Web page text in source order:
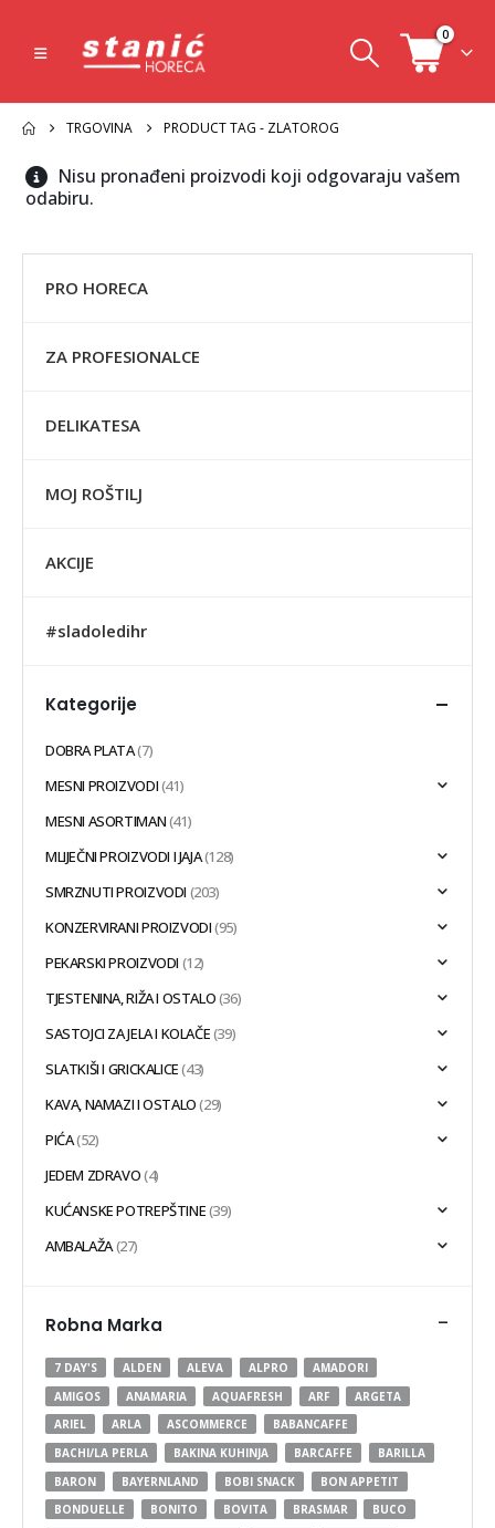
0
TRGOVINA PRODUCT TAG - ZLATOROG
Nisu pronađeni proizvodi koji odgovaraju vašem
odabiru.
PRO HORECA
ZA PROFESIONALCE
DELIKATESA
MOJ ROŠTILJ
AKCIJE
#sladoledihr
Kategorije
DOBRA PLATA(7)
MESNI PROIZVODI(41)
MESNI ASORTIMAN(41)
MLIJEČNI PROIZVODI I JAJA(128)
SMRZNUTI PROIZVODI (203)
KONZERVIRANI PROIZVODI(95)
PEKARSKI PROIZVODI (12)
TJESTENINA, RIŽA I OSTALO(36)
SASTOJCI ZA JELA I KOLAČE(39)
SLATKIŠI I GRICKALICE(43)
KAVA, NAMAZI I OSTALO(29)
PIĆA(52)
JEDEM ZDRAVO(4)
KUĆANSKE POTREPŠTINE(39)
AMBALAŽA(27)
Robna Marka -
7 DAY'S ALDEN ALEVA ALPRO
AMADORI
AMIGOS
ANAMARIA AQUAFRESH ARF
ARGETA
ARIEL
ARLA ASCOMMERCE
BABANCAFFE
BACHI/LA PERLA
BAKINA KUHINJA BARCAFFE
BARILLA
BARON
BAYERNLAND BOBI SNACK
BON APPETIT
BONDUELLE
BONITO BOVITA BRASMAR
BUCO